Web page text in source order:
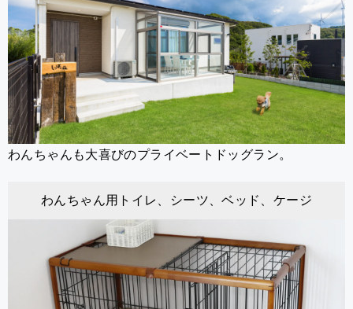
わんちゃんも大喜びのプライベートドッグラン。
わんちゃん用トイレ、シーツ、ベッド、ケージ